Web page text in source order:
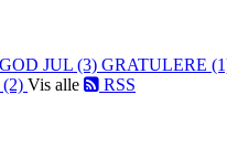
GOD JUL (3) GRATULERE
Vis alle RSS